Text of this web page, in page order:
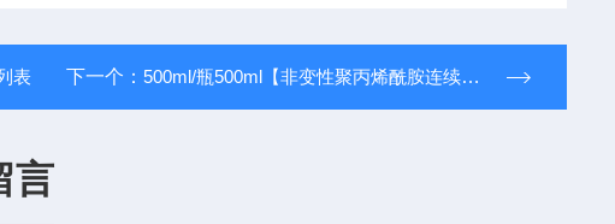
表 下一个： 500ml/瓶500ml【非变性聚丙烯酰胺连续电泳缓冲液】
言